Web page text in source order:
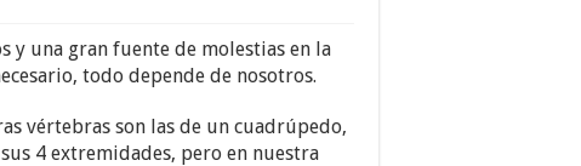
y una gran fuente de molestias en la
todo depende de nosotros.
vértebras son las de un cuadrúpedo,
4 extremidades, pero en nuestra